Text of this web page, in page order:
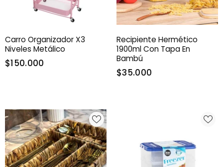
Carro Organizador X3
Niveles Metálico
$150.000
Recipiente Hermético
1900ml Con Tapa En
Bambú
$35.000